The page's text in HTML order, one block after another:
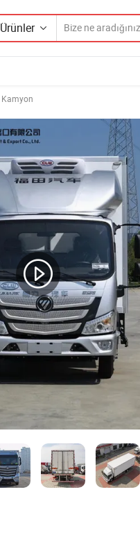
Ürünler